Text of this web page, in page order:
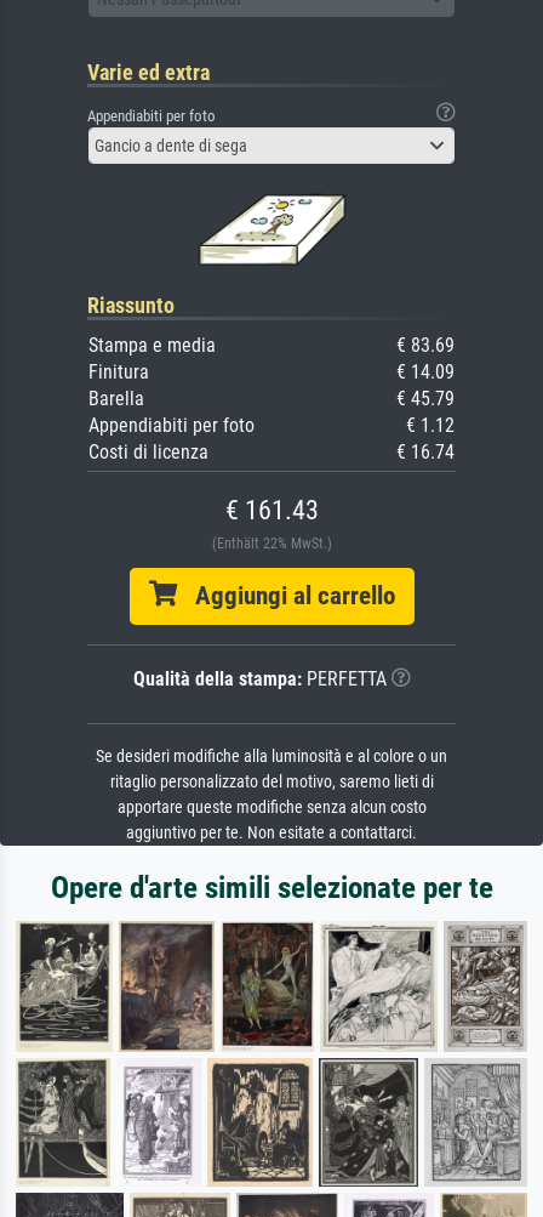
Varie ed extra
Appendiabiti per foto
Gancio a dente di sega
Riassunto
Stampa e media
€ 83.69
Finitura
€ 14.09
Barella
€ 45.79
Appendiabiti per foto
€ 1.12
Costi di licenza
€ 16.74
€ 161.43
(Enthält 22% MwSt.)
Aggiungi al carrello
Qualità della stampa:PERFETTA
Se desideri modifiche alla luminosità e al colore o un
ritaglio personalizzato del motivo, saremo lieti di
apportare queste modifiche senza alcun costo
aggiuntivo per te. Non esitate a contattarci.
Opere d'arte simili selezionate per te